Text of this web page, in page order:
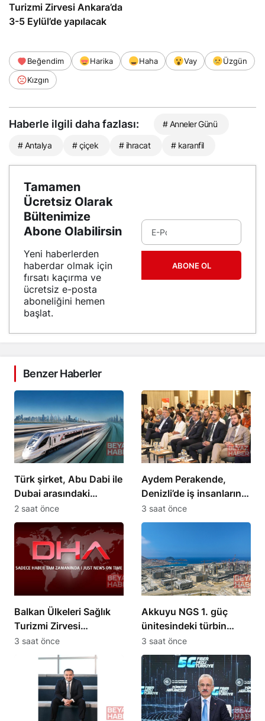
Turizmi Zirvesi Ankara’da
3-5 Eylül’de yapılacak
Beğendim Harika Haha Vay
Üzgün
Kızgın
Haberle ilgili daha fazlası: # Anneler Günü
# Antalya # çiçek # ihracat # karanfil
Tamamen
Ücretsiz Olarak
Bültenimize
Abone Olabilirsin
Yeni haberlerden
haberdar olmak için
fırsatı kaçırma ve
ücretsiz e-posta
aboneliğini hemen
başlat.
ABONE OL
Benzer Haberler
Türk şirket, Abu Dabi ile
Dubai arasındaki
seyahat süresini 30
dakikaya indiriyor
2 saat önce
Aydem Perakende,
Denizli’de iş insanlarını
enerji gündemiyle
buluşturdu
3 saat önce
Balkan Ülkeleri Sağlık
Turizmi Zirvesi
Ankara’da 3-5 Eylül’de
3 saat önce
Akkuyu NGS 1. güç
ünitesindeki türbin
tesisi devreye alma
aşamasına hazır
3 saat önce